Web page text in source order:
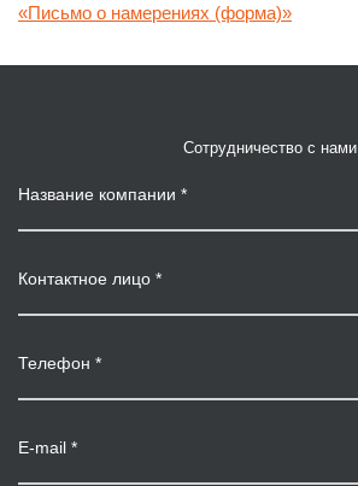
«Письмо о намерениях (форма)»
Сотрудничество с нами